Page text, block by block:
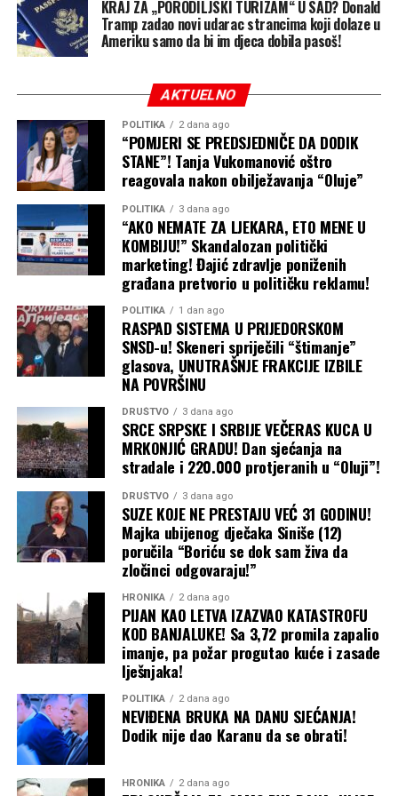
Capital
KRAJ ZA „PORODILJSKI TURIZAM“ U SAD? Donald
Tramp zadao novi udarac strancima koji dolaze u
Ameriku samo da bi im djeca dobila pasoš!
AKTUELNO
POLITIKA 2 dana ago
“POMJERI SE PREDSJEDNIČE DA DODIK
STANE”! Tanja Vukomanović oštro
reagovala nakon obilježavanja “Oluje”
POLITIKA 3 dana ago
“AKO NEMATE ZA LJEKARA, ETO MENE U
KOMBIJU!” Skandalozan politički
marketing! Đajić zdravlje poniženih
građana pretvorio u političku reklamu!
POLITIKA 1 dan ago
RASPAD SISTEMA U PRIJEDORSKOM
SNSD-u! Skeneri spriječili “štimanje”
glasova, UNUTRAŠNJE FRAKCIJE IZBILE
NA POVRŠINU
DRUŠTVO 3 dana ago
SRCE SRPSKE I SRBIJE VEČERAS KUCA U
MRKONJIĆ GRADU! Dan sjećanja na
stradale i 220.000 protjeranih u “Oluji”!
DRUŠTVO 3 dana ago
SUZE KOJE NE PRESTAJU VEĆ 31 GODINU!
Majka ubijenog dječaka Siniše (12)
poručila “Boriću se dok sam živa da
zločinci odgovaraju!”
HRONIKA 2 dana ago
PIJAN KAO LETVA IZAZVAO KATASTROFU
KOD BANJALUKE! Sa 3,72 promila zapalio
imanje, pa požar progutao kuće i zasade
lješnjaka!
POLITIKA 2 dana ago
NEVIĐENA BRUKA NA DANU SJEĆANJA!
Dodik nije dao Karanu da se obrati!
HRONIKA 2 dana ago